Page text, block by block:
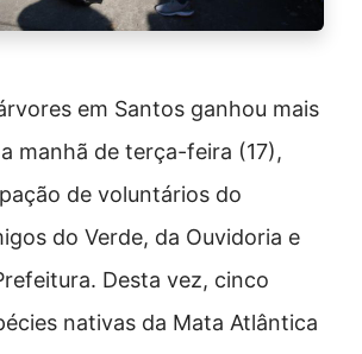
em Santos ganhou mais
manhã de terça-feira (17),
de voluntários do
do Verde, da Ouvidoria e
Desta vez, cinco
nativas da Mata Atlântica